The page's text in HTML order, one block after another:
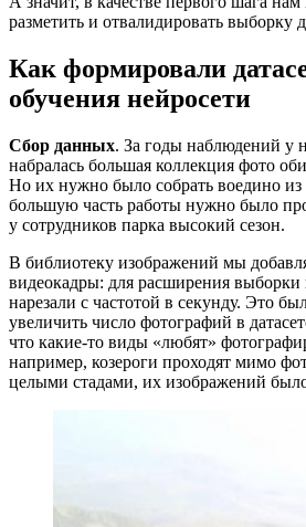
разметить и отвалидировать выборку
Как формировали
обучения нейросети
Сбор данных. За годы наблюдений у
набралась большая коллекция фото
Но их нужно было собрать воедино
большую часть работы нужно было
у сотрудников парка высокий сезон.
В библиотеку изображений мы
видеокадры: для расширения выборки
нарезали с частотой в секунду. Это
увеличить число фотографий в
что какие‑то виды «любят»
например, козероги проходят мимо
целыми стадами, их изображений